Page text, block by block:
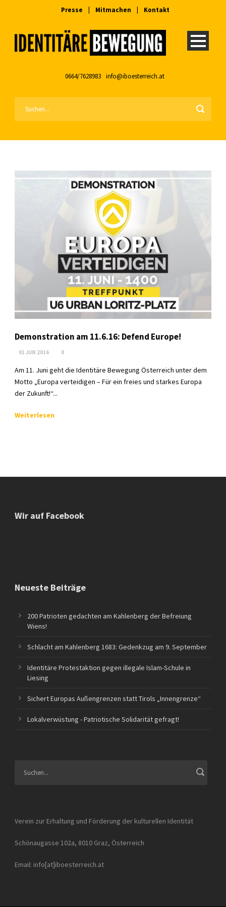
Presse Mitmachen Kontakt
0664/7628983 info@iboesterreich.at
Demonstration am 11.6.16: Defend Europe!
01 JUN 2016 0
Am 11. Juni geht die Identitäre Bewegung Österreich unter dem
Motto „Europa verteidigen – Für ein freies und starkes Europa
der Zukunft!“...
Weiterlesen
Wir auf Facebook
Neueste Beiträge
200 Patrioten gedachten am Kahlenberg der Befreiung
Wiens!
Schlacht am Kahlenberg 1683: Gedenkzug am 9. September
Identitäre Protestaktion gegen illegale Islam-Schule in
Liesing
Sichert Europas Außengrenzen statt Tirols „Innengrenze“
Lokalverwüstung - Patriotische Solidarität gefragt!
Verein zur Erhaltung und Förderung der kulturellen Identität
Schönaugasse 102a, 8010 Graz, Österreich
Email: info[at]iboesterreich.at